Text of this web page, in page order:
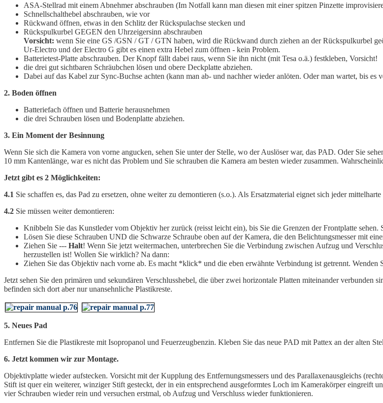
ASA-Stellrad mit einem Abnehmer abschrauben (Im Notfall kann man diesen mit einer spitzen Pinzette
Schnellschalthebel abschrauben, wie vor
Rückwand öffnen, etwas in den Schlitz der Rückspulachse stecken und
Rückspulkurbel GEGEN den Uhrzeigersinn abschrauben
Vorsicht: wenn Sie eine GS /GSN / GT / GTN haben, wird die Rückwand durch ziehen an der Rückspulkurbel
Ur-Electro und der Electro G gibt es einen extra Hebel zum öffnen - kein Problem.
Batterietest-Platte abschrauben. Der Knopf fällt dabei raus, wenn Sie ihn nicht (mit Tesa o.ä.) festkleben, Vorsicht!
die drei gut sichtbaren Schräubchen lösen und obere Deckplatte abziehen.
Dabei auf das Kabel zur Sync-Buchse achten (kann man ab- und nachher wieder anlöten. Oder man wartet, bis es
2. Boden öffnen
Batteriefach öffnen und Batterie herausnehmen
die drei Schrauben lösen und Bodenplatte abziehen.
3. Ein Moment der Besinnung
Wenn Sie sich die Kamera von vorne angucken, sehen Sie unter der Stelle, wo der Auslöser war, das PAD. Oder Sie
10 mm Kantenlänge, war es nicht das Problem und Sie schrauben die Kamera am besten wieder zusammen.
Jetzt gibt es 2 Möglichkeiten:
4.1 Sie schaffen es, das Pad zu ersetzen, ohne weiter zu demontieren (s.o.). Als Ersatzmaterial eignet sich jeder
4.2 Sie müssen weiter demontieren:
Knibbeln Sie das Kunstleder vom Objektiv her zurück (reisst leicht ein), bis Sie die Grenzen der Frontplatte sehen.
Lösen Sie diese Schrauben UND die Schwarze Schraube oben auf der Kamera, die den Belichtungsmesser mit
Ziehen Sie --- Halt! Wenn Sie jetzt weitermachen, unterbrechen Sie die Verbindung zwischen Aufzug und
herzustellen ist! Wollen Sie wirklich? Na dann:
Ziehen Sie das Objektiv nach vorne ab. Es macht *klick* und die eben erwähnte Verbindung ist getrennt. Wenden
Jetzt sehen Sie den primären und sekundären Verschlusshebel, die über zwei horizontale Platten miteinander
befinden sich dort aber nur unansehnliche Plastikreste.
5. Neues Pad
Entfernen Sie die Plastikreste mit Isopropanol und Feuerzeugbenzin. Kleben Sie das neue PAD mit Pattex an der alten
6. Jetzt kommen wir zur Montage.
Objektivplatte wieder aufstecken. Vorsicht mit der Kupplung des Entfernungsmessers und des Parallaxenausgleichs
Stift ist quer ein weiterer, winziger Stift gesteckt, der in ein entsprechend ausgeformtes Loch im Kamerakörper eingreift
vier Schrauben wieder rein und versuchen erstmal, ob Aufzug und Verschluss wieder funktionieren.